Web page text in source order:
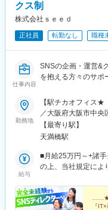
クス制
株式会社ｓｅｅｄ
正社員 転勤なし 職種
仕事内容
SNSの企画・運営&
を抱える方々のサポ
勤務地
【駅チカオフィス
／大阪府大阪市中央
ク・自転車通勤相
橋」駅より徒歩1分
【最寄り駅】
天満橋駅
給与
■月給25万円～+諸
の上、当社規定によ
します。
……★
『